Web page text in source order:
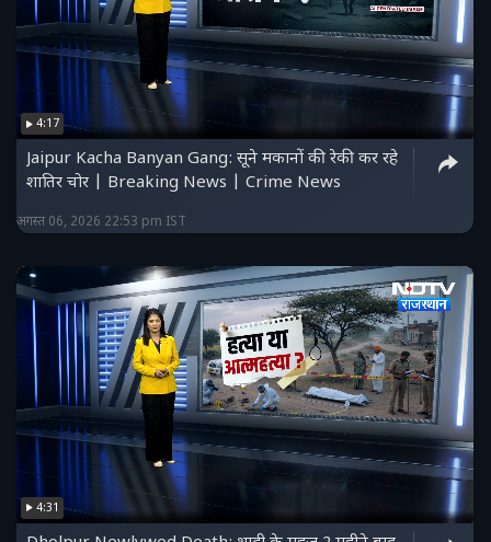
4:17
Jaipur Kacha Banyan Gang: सूने मकानों की रेकी कर रहे
शातिर चोर | Breaking News | Crime News
अगस्त 06, 2026 22:53 pm IST
4:31